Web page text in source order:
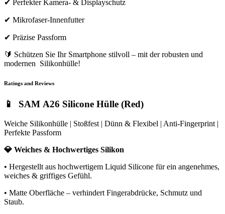
✔ Perfekter Kamera- & Displayschutz
✔ Mikrofaser-Innenfutter
✔ Präzise Passform
🔰 Schützen Sie Ihr Smartphone stilvoll – mit der robusten und
modernen Silikonhülle!
Ratings and Reviews
📱 SAM A26 Silicone Hülle (Red)
Weiche Silikonhülle | Stoßfest | Dünn & Flexibel | Anti-Fingerprint |
Perfekte Passform
💎 Weiches & Hochwertiges Silikon
• Hergestellt aus hochwertigem Liquid Silicone für ein angenehmes,
weiches & griffiges Gefühl.
• Matte Oberfläche – verhindert Fingerabdrücke, Schmutz und
Staub.